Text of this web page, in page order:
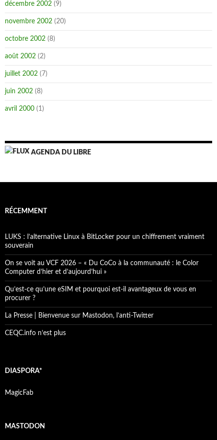
décembre 2002 (9)
novembre 2002 (20)
octobre 2002 (8)
août 2002 (2)
juillet 2002 (7)
juin 2002 (8)
avril 2000 (1)
AGENDA DU LIBRE
RÉCEMMENT
LUKS : l’alternative Linux à BitLocker pour un chiffrement vraiment
souverain
On se voit au VCF 2026 – « Du CoCo à la communauté : le Color
Computer d’hier et d’aujourd’hui »
Qu’est-ce qu’une eSIM et pourquoi est-il avantageux de vous en
procurer ?
La Presse | Bienvenue sur Mastodon, l’anti-Twitter
CEQC.info n’est plus
DIASPORA*
MagicFab
MASTODON